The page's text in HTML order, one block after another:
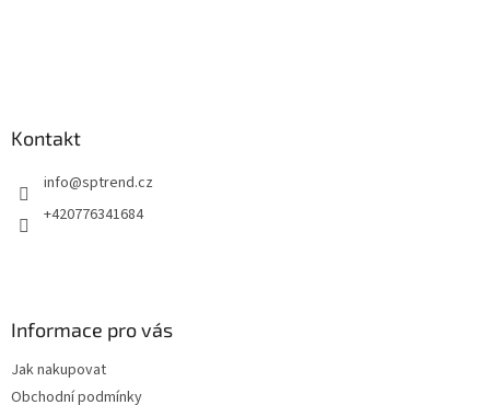
Kontakt
info@sptrend.cz
+420776341684
Informace pro vás
Jak nakupovat
Obchodní podmínky